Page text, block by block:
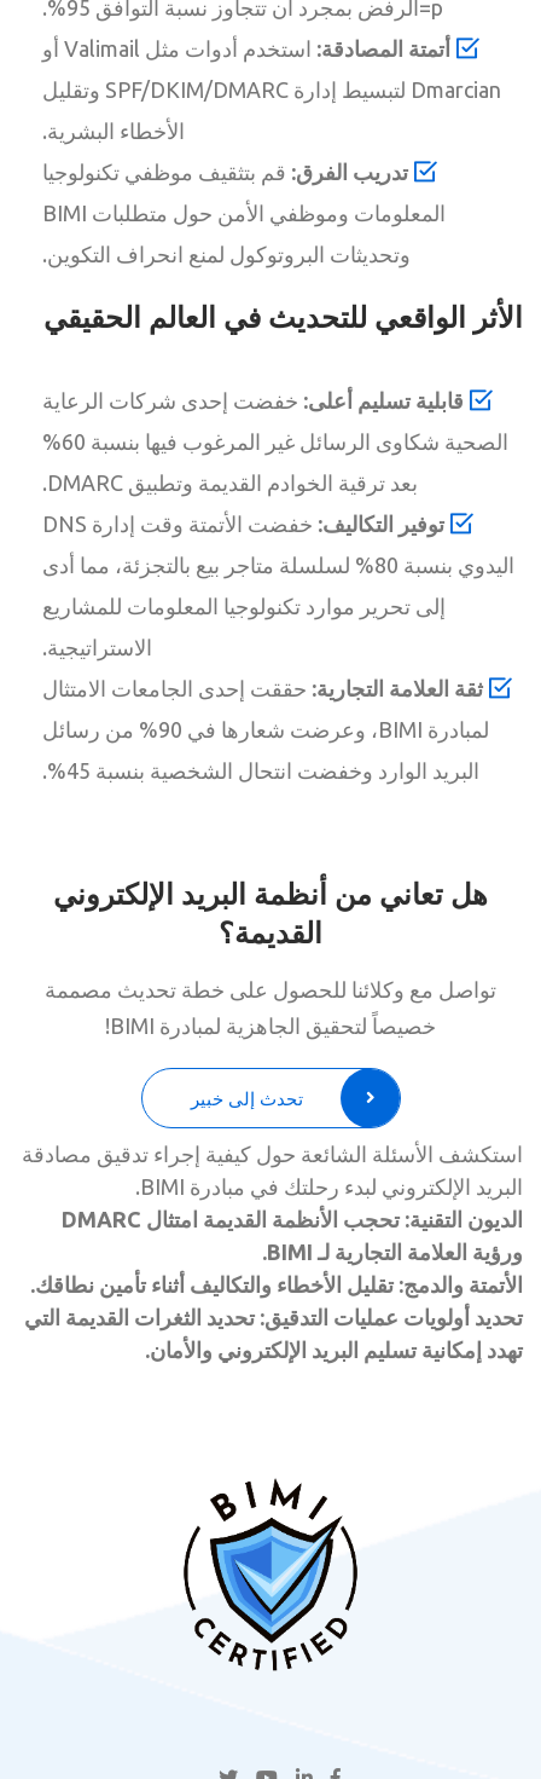
p=الرفض بمجرد أن تتجاوز نسبة التوافق 95%.
أتمتة المصادقة:
استخدم أدوات مثل Valimail أو
Dmarcian لتبسيط إدارة SPF/DKIM/DMARC وتقليل
الأخطاء البشرية.
تدريب الفرق: قم بتثقيف موظفي تكنولوجيا
المعلومات وموظفي الأمن حول متطلبات BIMI
وتحديثات البروتوكول لمنع انحراف التكوين.
الأثر الواقعي للتحديث في العالم الحقيقي
قابلية تسليم أعلى: خفضت إحدى شركات الرعاية
الصحية شكاوى الرسائل غير المرغوب فيها بنسبة 60%
بعد ترقية الخوادم القديمة وتطبيق DMARC.
توفير التكاليف:
خفضت الأتمتة وقت إدارة DNS
اليدوي بنسبة 80% لسلسلة متاجر بيع بالتجزئة، مما أدى
إلى تحرير موارد تكنولوجيا المعلومات للمشاريع
الاستراتيجية.
ثقة العلامة التجارية: حققت إحدى الجامعات الامتثال
لمبادرة BIMI، وعرضت شعارها في 90% من رسائل
البريد الوارد وخفضت انتحال الشخصية بنسبة 45%.
هل تعاني من أنظمة البريد الإلكتروني
القديمة؟
تواصل مع وكلائنا للحصول على خطة تحديث مصممة
خصيصاً لتحقيق الجاهزية لمبادرة BIMI!
تحدث إلى خبير
استكشف الأسئلة الشائعة حول كيفية إجراء تدقيق مصادقة
البريد الإلكتروني لبدء رحلتك في مبادرة BIMI.
الديون التقنية: تحجب الأنظمة القديمة امتثال DMARC
ورؤية العلامة التجارية لـ BIMI.
الأتمتة والدمج: تقليل الأخطاء والتكاليف أثناء تأمين نطاقك.
تحديد أولويات عمليات التدقيق: تحديد الثغرات القديمة التي
تهدد إمكانية تسليم البريد الإلكتروني والأمان.